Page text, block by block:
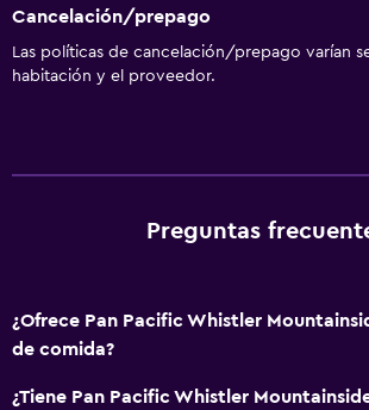
Esquí
Snowboard
Cancelación/prepago
Las políticas de cancelación/prepago varían
habitación y el proveedor.
Preguntas
¿Ofrece Pan Pacific Whistler
de comida?
¿Tiene Pan Pacific Whistler